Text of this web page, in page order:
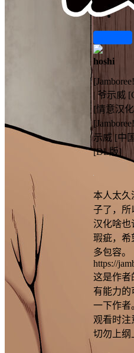
hoshi
| 爷示威
[情意汉
示威 [中
[DL版]
本人太久
子了，所
汉化啥也
瑕疵，希
多包容。
https://
这是作者
有能力的
一下作者
观看时注
切勿上纲